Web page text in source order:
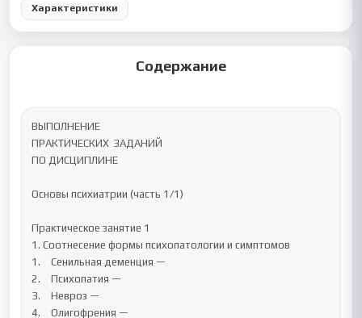
Характеристики
Содержание
ВЫПОЛНЕНИЕ
ПРАКТИЧЕСКИХ  ЗАДАНИЙ
ПО ДИСЦИПЛИНЕ
Основы психиатрии (часть 1/1)
Практическое занятие 1
1. Соотнесение формы психопатологии и симптомов
1.	Сенильная деменция —
2.	Психопатия —
3.	Невроз —
4.	Олигофрения —